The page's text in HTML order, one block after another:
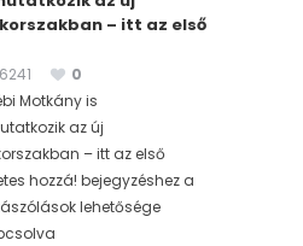
– itt az első
0
Motkány is
az új
– itt az első
hozzá! bejegyzéshez a
lehetősége